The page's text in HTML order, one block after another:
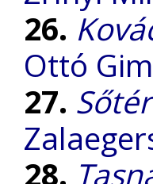
26.
Ottó
27.
28.